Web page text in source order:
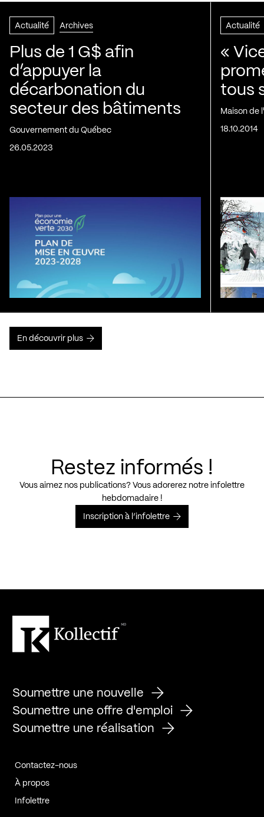
Actualité Archives
Plus de 1 G$ afin
d’appuyer la
décarbonation du
secteur des bâtiments
Gouvernement du Québec
26.05.2023
Actualité
«
tous
Maison de
18.10.2014
En découvrir plus
Restez informés !
Vous aimez nos publications? Vous adorerez notre infolettre
hebdomadaire !
Inscription à l’infolettre
Soumettre une nouvelle
Soumettre une offre d'emploi
Soumettre une réalisation
Contactez-nous
À propos
Infolettre